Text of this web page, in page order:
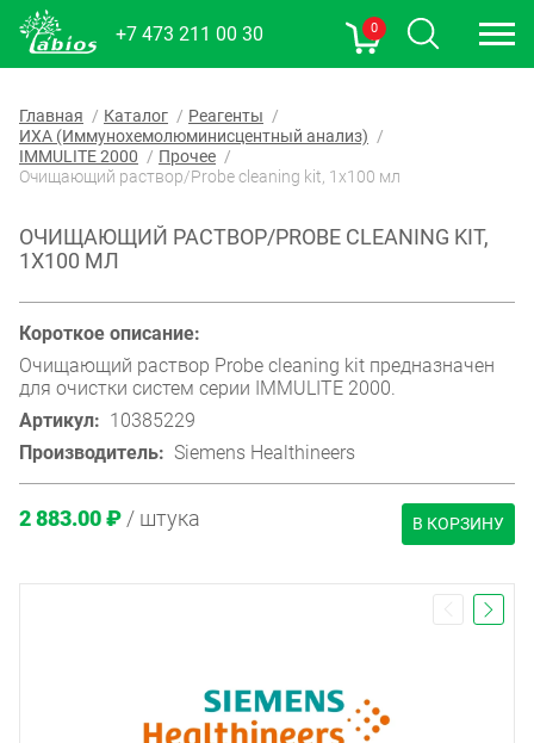
+7 473 211 00 30 0
Главная Каталог
Реагенты
ИХА (Иммунохемолюминисцентный анализ)
IMMULITE 2000
Прочее
Очищающий раствор/Probe cleaning kit, 1х100 мл
ОЧИЩАЮЩИЙ РАСТВОР/PROBE CLEANING KIT,
1Х100 МЛ
Короткое описание:
Очищающий раствор Probe cleaning kit предназначен
для очистки систем серии IMMULITE 2000.
Артикул: 10385229
Производитель: Siemens Healthineers
2 883.00 ₽ / штука В КОРЗИНУ